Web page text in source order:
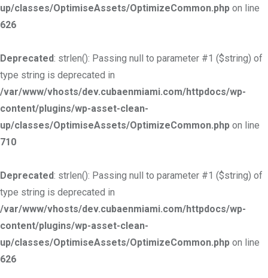
up/classes/OptimiseAssets/OptimizeCommon.php on line
626
Deprecated: strlen(): Passing null to parameter #1 ($string) of
type string is deprecated in
/var/www/vhosts/dev.cubaenmiami.com/httpdocs/wp-
content/plugins/wp-asset-clean-
up/classes/OptimiseAssets/OptimizeCommon.php on line
710
Deprecated: strlen(): Passing null to parameter #1 ($string) of
type string is deprecated in
/var/www/vhosts/dev.cubaenmiami.com/httpdocs/wp-
content/plugins/wp-asset-clean-
up/classes/OptimiseAssets/OptimizeCommon.php on line
626